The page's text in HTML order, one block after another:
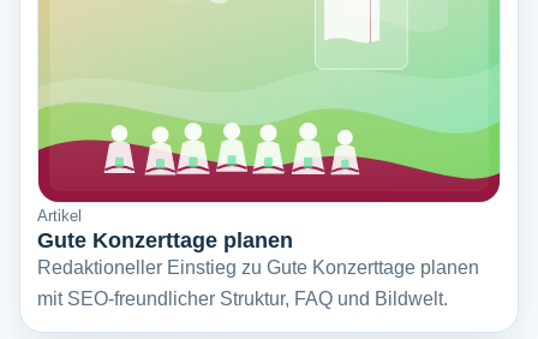
Artikel
Gute Konzerttage planen
Redaktioneller Einstieg zu Gute Konzerttage planen
mit SEO-freundlicher Struktur, FAQ und Bildwelt.